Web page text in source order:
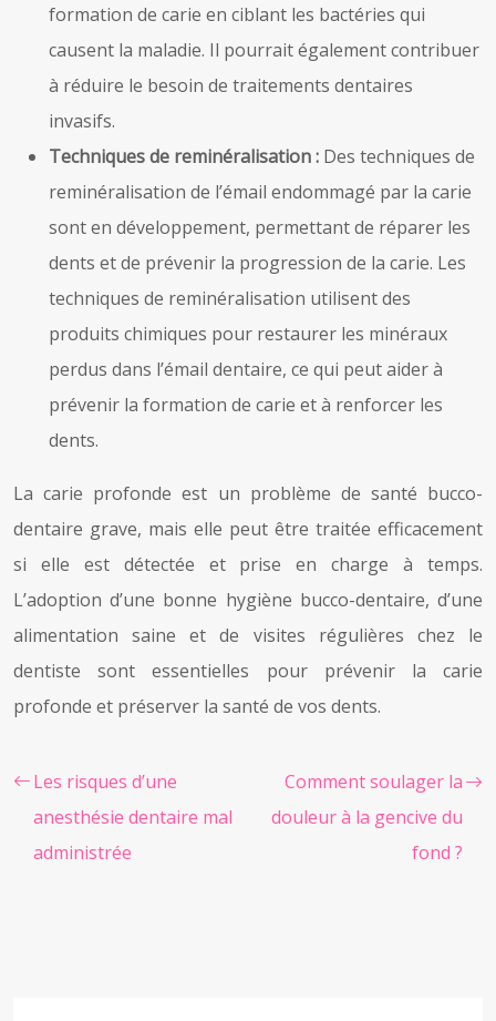
formation de carie en ciblant les bactéries qui
causent la maladie. Il pourrait également contribuer
à réduire le besoin de traitements dentaires
invasifs.
Techniques de reminéralisation : Des techniques de
reminéralisation de l’émail endommagé par la carie
sont en développement, permettant de réparer les
dents et de prévenir la progression de la carie. Les
techniques de reminéralisation utilisent des
produits chimiques pour restaurer les minéraux
perdus dans l’émail dentaire, ce qui peut aider à
prévenir la formation de carie et à renforcer les
dents.
La carie profonde est un problème de santé bucco-
dentaire grave, mais elle peut être traitée efficacement
si elle est détectée et prise en charge à temps.
L’adoption d’une bonne hygiène bucco-dentaire, d’une
alimentation saine et de visites régulières chez le
dentiste sont essentielles pour prévenir la carie
profonde et préserver la santé de vos dents.
Les risques d’une
anesthésie dentaire mal
administrée
Comment soulager la
douleur à la gencive du
fond ?